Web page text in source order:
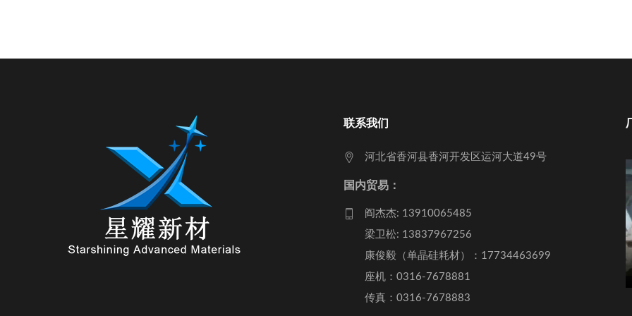
联系我们
河北省香河县香河开发区运河大道49号
国内贸易：
阎杰杰: 13910065485
梁卫松: 13837967256
康俊毅（单晶硅耗材）：17734463699
座机：0316-7678881
传真：0316-7678883